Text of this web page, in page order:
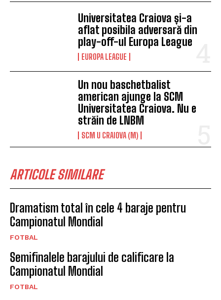
Universitatea Craiova și-a
aflat posibila adversară din
play-off-ul Europa League
EUROPA LEAGUE
Un nou baschetbalist
american ajunge la SCM
Universitatea Craiova. Nu e
străin de LNBM
SCM U CRAIOVA (M)
ARTICOLE SIMILARE
Dramatism total în cele 4 baraje pentru
Campionatul Mondial
FOTBAL
Semifinalele barajului de calificare la
Campionatul Mondial
FOTBAL